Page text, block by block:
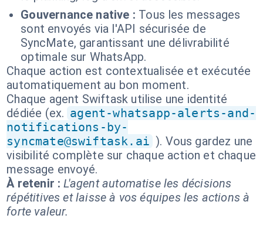
Gouvernance native : Tous les messages
sont envoyés via l'API sécurisée de
SyncMate, garantissant une délivrabilité
optimale sur WhatsApp.
Chaque action est contextualisée et exécutée
automatiquement au bon moment.
Chaque agent Swiftask utilise une identité
dédiée (ex. agent-whatsapp-alerts-and-
notifications-by-
syncmate@swiftask.ai ). Vous gardez une
visibilité complète sur chaque action et chaque
message envoyé.
À retenir : L'agent automatise les décisions
répétitives et laisse à vos équipes les actions à
forte valeur.